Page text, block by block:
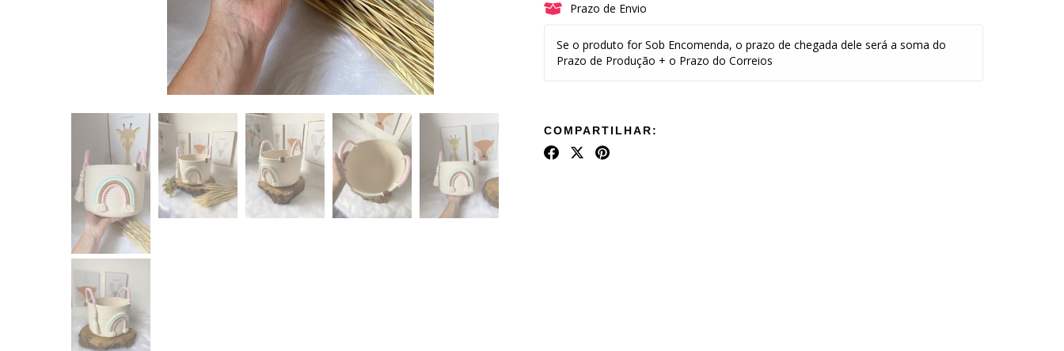
Prazo de Envio
Se o produto for Sob Encomenda, o prazo de chegada dele será a soma do
Prazo de Produção + o Prazo do Correios
COMPARTILHAR: